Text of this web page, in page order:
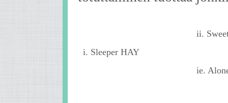
i. Sleeper HAY
ii.
ie.